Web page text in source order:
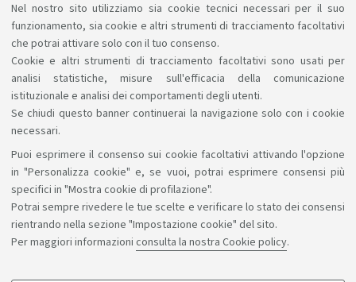
Nel nostro sito utilizziamo sia cookie tecnici necessari per il suo
funzionamento, sia cookie e altri strumenti di tracciamento facoltativi
che potrai attivare solo con il tuo consenso.
Cookie e altri strumenti di tracciamento facoltativi sono usati per
analisi statistiche, misure sull'efficacia della comunicazione
istituzionale e analisi dei comportamenti degli utenti.
Se chiudi questo banner continuerai la navigazione solo con i cookie
necessari.
Puoi esprimere il consenso sui cookie facoltativi attivando l'opzione
in "Personalizza cookie" e, se vuoi, potrai esprimere consensi più
specifici in "Mostra cookie di profilazione".
Potrai sempre rivedere le tue scelte e verificare lo stato dei consensi
rientrando nella sezione "Impostazione cookie" del sito.
Per maggiori informazioni consulta la nostra Cookie policy.
Tutor didattici
[ .xlsx 14Kb ]
Sosteniamo il diritto alla conoscenza
Seguici su: